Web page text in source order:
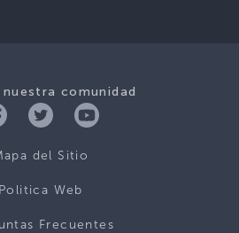
comunidad
del Sitio
Politica Web
Frecuentes